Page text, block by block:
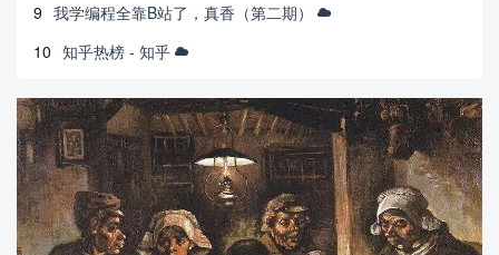
9 我学编程全靠B站了，真香（第二期）
10 知乎热榜 - 知乎